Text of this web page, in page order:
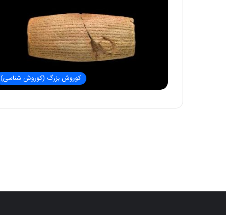
کوروش بزرگ (کوروش شناسی)